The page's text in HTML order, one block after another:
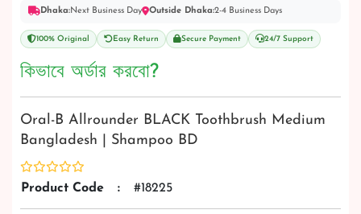
Dhaka:Next Business Day Outside Dhaka:2-4 Business Days
100% Original Easy Return Secure Payment 24/7 Support
কিভাবে অর্ডার করবো?
Oral-B Allrounder BLACK Toothbrush Medium
Bangladesh | Shampoo BD
Product Code : #18225